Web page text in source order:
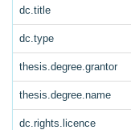
dc.title
dc.type
thesis.degree.grantor
thesis.degree.name
dc.rights.licence